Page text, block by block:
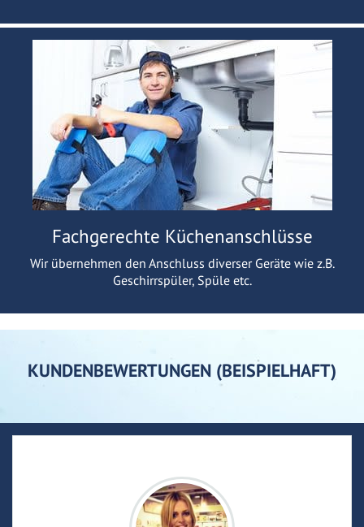
Fachgerechte Küchenanschlüsse
Wir übernehmen den Anschluss diverser Geräte wie z.B.
Geschirrspüler, Spüle etc.
KUNDENBEWERTUNGEN (BEISPIELHAFT)